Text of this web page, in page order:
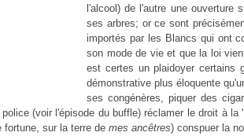
l'alcool) de l'autre une ouverture
ses arbres; or ce sont
importés par les Blancs qui ont
son mode de vie et que la loi
est certes un plaidoyer certains
démonstrative plus éloquente
ses congénères, piquer des
police (voir l'épisode du buffle) réclamer le droit à la
fortune, sur la terre de mes ancêtres) conspuer la